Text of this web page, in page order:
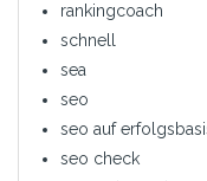
rankingcoach
schnell
sea
seo
seo auf
seo check